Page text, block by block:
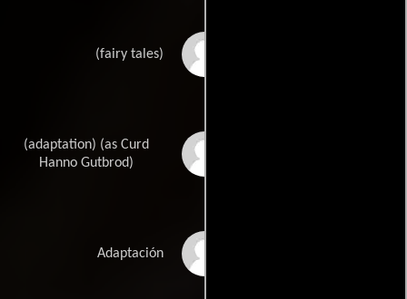
(fairy tales)
(adaptation) (as Curd
Hanno Gutbrod)
Adaptación